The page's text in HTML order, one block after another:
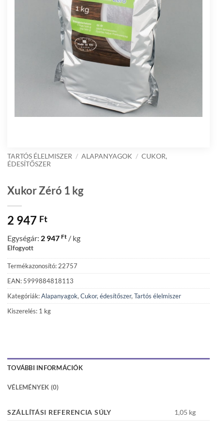
TARTÓS ÉLELMISZER / ALAPANYAGOK / CUKOR,
ÉDESÍTŐSZER
Xukor Zéró 1 kg
2 947 Ft
Egységár: 2 947 Ft / kg
Elfogyott
Termékazonosító: 22757
EAN: 5999884818113
Kategóriák:Alapanyagok, Cukor, édesítőszer, Tartós élelmiszer
Kiszerelés: 1 kg
TOVÁBBI INFORMÁCIÓK
VÉLEMÉNYEK (0)
SZÁLLÍTÁSI REFERENCIA SÚLY 1,05 kg